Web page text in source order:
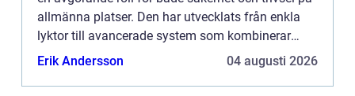
allmänna platser. Den har utvecklats från enkla
lyktor till avancerade system som kombinerar
hållbarhet,...
Erik Andersson 04 augusti 2026